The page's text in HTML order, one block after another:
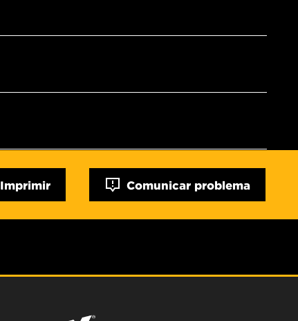
Imprimir Comunicar problema